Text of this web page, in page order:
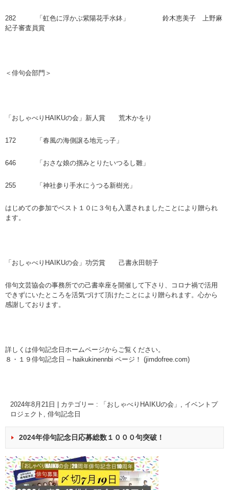
282 「虹色に浮かぶ紫陽花手水鉢」 鈴木恵美子 上野麻
紀子審査員賞
＜俳句会部門＞
「おしゃべりHAIKUの会」新人賞 荒木かをり
172 「春風の海側譲る地元っ子」
646 「おさな娘の掴みとりたいつるし雛」
255 「神社参り手水にうつる新樹光」
はじめての参加でベスト１０に３句も入選されましたことにより贈られ
ます。
「おしゃべりHAIKUの会」功労賞 己書永田朝子
俳句文芸協会の事務所での己書幸座を開催して下さり、コロナ禍で活用
できずにいたところを活気づけて頂けたことにより贈られます。心から
感謝しております。
詳しくは俳句記念日ホームページからご覧ください。
８・１９俳句記念日 – haikukinennbi ページ！ (jimdofree.com)
2024年8月21日 | カテゴリー : 「おしゃべりHAIKUの会」
イベントプ
ロジェクト
俳句記念日
2024年俳句記念日応募総数１０００句突破！